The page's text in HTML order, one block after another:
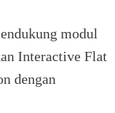
modul
Interactive Flat
dengan